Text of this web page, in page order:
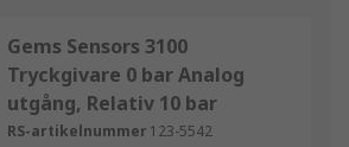
Gems Sensors 3100
Tryckgivare 0 bar Analog
utgång, Relativ 10 bar
RS-artikelnummer 123-5542